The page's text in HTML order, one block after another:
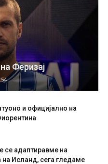
Феризај
и официјално на
се адаптиравме на
на Исланд, сега гледаме